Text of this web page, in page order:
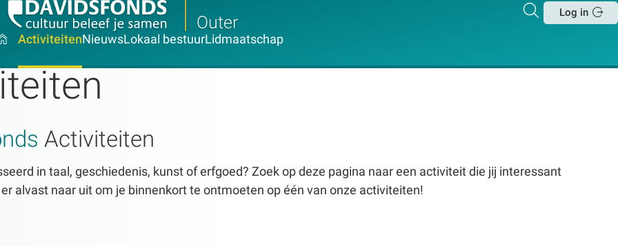
Outer
Zoeken
Log in
ActiviteitenNieuwsLokaal bestuurLidmaatschap
Activiteiten
in taal, geschiedenis, kunst of erfgoed? Zoek op deze pagina naar een activiteit die jij interessant
alvast naar uit om je binnenkort te ontmoeten op één van onze activiteiten!